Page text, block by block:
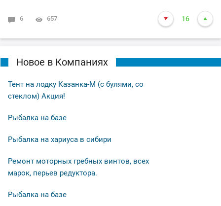
6 657 16
Новое в Компаниях
Тент на лодку Казанка-М (с булями, со
стеклом) Акция!
Рыбалка на базе
Рыбалка на хариуса в сибири
Ремонт моторных гребных винтов, всех
марок, перьев редуктора.
Рыбалка на базе